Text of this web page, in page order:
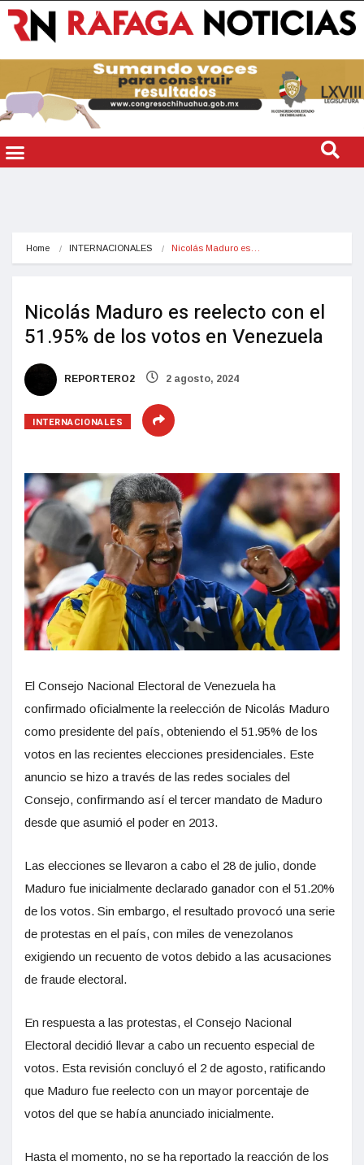
Home INTERNACIONALES Nicolás Maduro es…
Nicolás Maduro es reelecto con el
51.95% de los votos en Venezuela
REPORTERO2 2 agosto, 2024
INTERNACIONALES
El Consejo Nacional Electoral de Venezuela ha
confirmado oficialmente la reelección de Nicolás Maduro
como presidente del país, obteniendo el 51.95% de los
votos en las recientes elecciones presidenciales. Este
anuncio se hizo a través de las redes sociales del
Consejo, confirmando así el tercer mandato de Maduro
desde que asumió el poder en 2013.
Las elecciones se llevaron a cabo el 28 de julio, donde
Maduro fue inicialmente declarado ganador con el 51.20%
de los votos. Sin embargo, el resultado provocó una serie
de protestas en el país, con miles de venezolanos
exigiendo un recuento de votos debido a las acusaciones
de fraude electoral.
En respuesta a las protestas, el Consejo Nacional
Electoral decidió llevar a cabo un recuento especial de
votos. Esta revisión concluyó el 2 de agosto, ratificando
que Maduro fue reelecto con un mayor porcentaje de
votos del que se había anunciado inicialmente.
Hasta el momento, no se ha reportado la reacción de los